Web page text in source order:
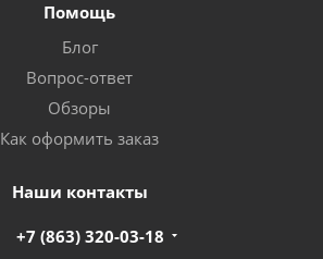
Помощь
Блог
Вопрос-ответ
Обзоры
Как оформить заказ
Наши контакты
+7 (863) 320-03-18